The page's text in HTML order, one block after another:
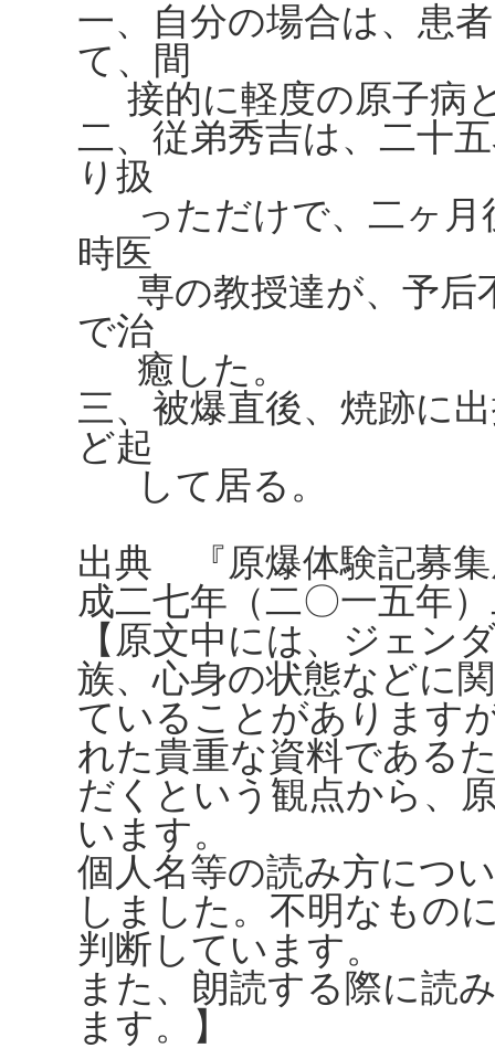
一、自分の場合は、患
て、間
接的に軽度の原子病
二、従弟秀吉は、二十
り扱
っただけで、二ヶ月
時医
専の教授達が、予后
で治
癒した。
三、被爆直後、焼跡に
ど起
して居る。
出典 『原爆体験記募
成二七年（二〇一五年
【原文中には、ジェン
族、心身の状態などに
ていることがあります
れた貴重な資料である
だくという観点から、
います。
個人名等の読み方につ
しました。不明なもの
判断しています。
また、朗読する際に読
ます。】